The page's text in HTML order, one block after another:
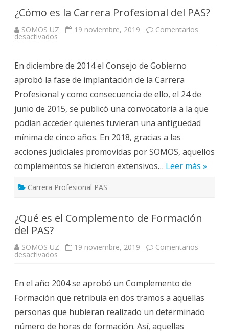
¿Cómo es la Carrera Profesional del PAS?
SOMOS UZ 19 noviembre, 2019 Comentarios
desactivados
Carrera
Profesional
del
PAS?
En diciembre de 2014 el Consejo de Gobierno
aprobó la fase de implantación de la Carrera
Profesional y como consecuencia de ello, el 24 de
junio de 2015, se publicó una convocatoria a la que
podían acceder quienes tuvieran una antigüedad
mínima de cinco años. En 2018, gracias a las
acciones judiciales promovidas por SOMOS, aquellos
complementos se hicieron extensivos… Leer más »
Carrera Profesional PAS
¿Qué es el Complemento de Formación
del PAS?
SOMOS UZ 19 noviembre, 2019 Comentarios
desactivados
Complemento
de
Formación
del
PAS?
En el año 2004 se aprobó un Complemento de
Formación que retribuía en dos tramos a aquellas
personas que hubieran realizado un determinado
número de horas de formación. Así, aquellas